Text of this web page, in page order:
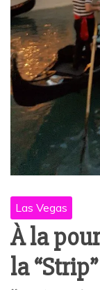
Las Vegas
À la
la “Strip”